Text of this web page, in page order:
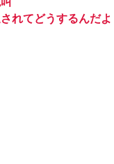
れてどうするんだよ